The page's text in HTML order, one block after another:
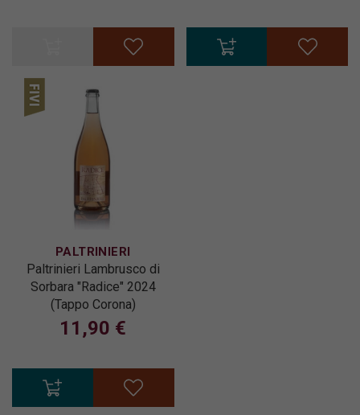
PALTRINIERI
Paltrinieri Lambrusco di
Sorbara "Radice" 2024
(Tappo Corona)
11,90 €